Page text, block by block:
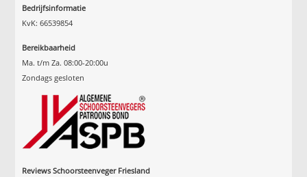
Bedrijfsinformatie
KvK: 66539854
Bereikbaarheid
Ma. t/m Za. 08:00-20:00u
Zondags gesloten
Reviews Schoorsteenveger Friesland